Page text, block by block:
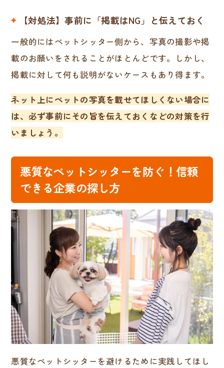
【対処法】事前に「掲載はNG」と伝えておく
一般的にはペットシッター側から、写真の撮影や掲
載のお願いをされることがほとんどです。しかし、
掲載に対して何も説明がないケースもあり得ます。
ネット上にペットの写真を載せてほしくない場合に
は、必ず事前にその旨を伝えておくなどの対策を行
いましょう。
悪質なペットシッターを防ぐ！信頼
できる企業の探し方
悪質なペットシッターを避けるために実践してほし